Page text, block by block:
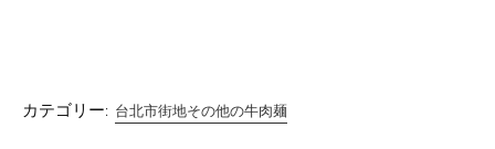
カテゴリー: 台北市街地その他の牛肉麺